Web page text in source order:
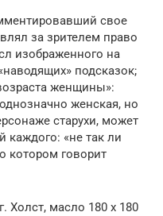
свое
за зрителем право
изображенного на
подсказок;
женщины»:
женская, но
старухи, может
каждого: «не так ли
котором говорит
Холст, масло 180 x 180